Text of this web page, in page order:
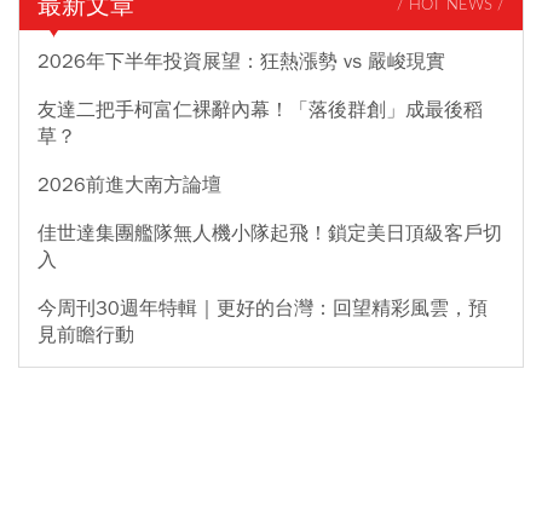
/ HOT NEWS /
2026年下半年投資展望：狂熱漲勢 vs 嚴峻現實
友達二把手柯富仁裸辭內幕！「落後群創」成最後稻
草？
2026前進大南方論壇
佳世達集團艦隊無人機小隊起飛！鎖定美日頂級客戶切
入
今周刊30週年特輯｜更好的台灣：回望精彩風雲，預
見前瞻行動